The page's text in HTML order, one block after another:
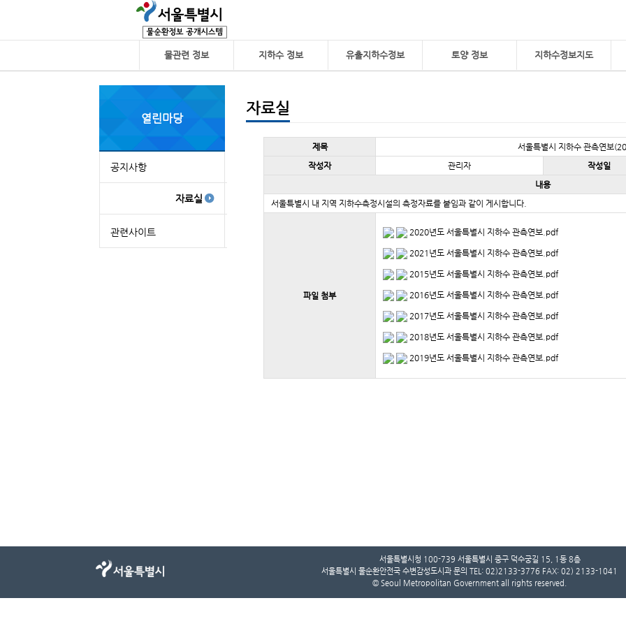
물관련 정보 지하수 정보 유출지하수정보 토양 정보 지하수정보지도
열린마당
공지사항
자료실
관련사이트
자료실
제목
서울특별시 지하수 관측연보
작성자
관리자
작성일
내용
서울특별시 내 지역 지하수측정시설의 측정자료를 붙임과 같이 게시합니다.
파일 첨부
2020년도 서울특별시 지하수 관측연보.pdf
2021년도 서울특별시 지하수 관측연보.pdf
2015년도 서울특별시 지하수 관측연보.pdf
2016년도 서울특별시 지하수 관측연보.pdf
2017년도 서울특별시 지하수 관측연보.pdf
2018년도 서울특별시 지하수 관측연보.pdf
2019년도 서울특별시 지하수 관측연보.pdf
서울특별시청 100-739 서울특별시 중구 덕수궁길 15, 1동 8층
서울특별시 물순환안전국 수변감성도시과 문의 TEL: 02)2133-3776 FAX: 02) 2133-1041
© Seoul Metropolitan Government all rights reserved.